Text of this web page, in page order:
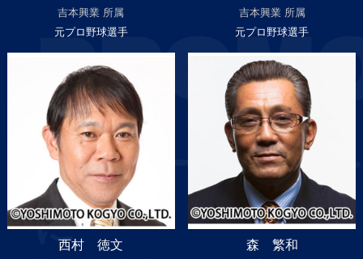
吉本興業 所属
元プロ野球選手
吉本興業 所属
元プロ野球選手
西村 徳文
森 繁和
アスリートたち
に